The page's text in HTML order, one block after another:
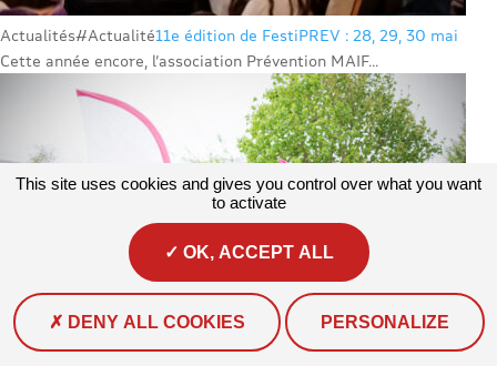
Actualités#Actualité11e édition de FestiPREV : 28, 29, 30 mai
Cette année encore, l’association Prévention MAIF...
This site uses cookies and gives you control over what you want
to activate
OK, ACCEPT ALL
DENY ALL COOKIES PERSONALIZE